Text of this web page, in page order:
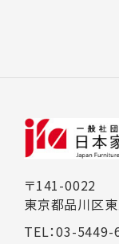
〒141-0022
東京都品川区
TEL：03-5449-